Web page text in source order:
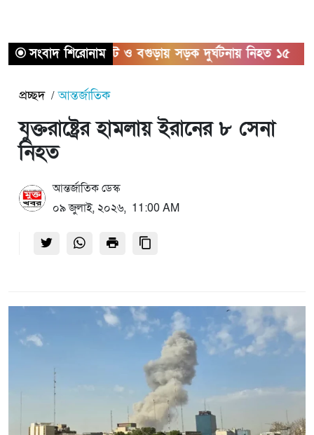
সংবাদ শিরোনাম
সিলেট ও বগুড়ায় সড়ক দুর্ঘটনায় নিহত ১৫
প্রচ্ছদ আন্তর্জাতিক
যুক্তরাষ্ট্রের হামলায় ইরানের ৮ সেনা
নিহত
আন্তর্জাতিক ডেস্ক
০৯ জুলাই, ২০২৬, 11:00 AM